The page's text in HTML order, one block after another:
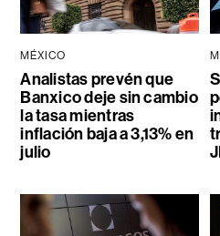
MÉXICO
Analistas prevén que
Banxico deje sin cambio
la tasa mientras
inflación baja a 3,13% en
julio